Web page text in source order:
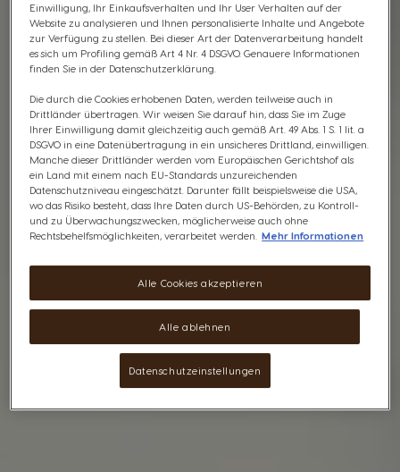
Einwilligung, Ihr Einkaufsverhalten und Ihr User Verhalten auf der
Website zu analysieren und Ihnen personalisierte Inhalte und Angebote
zur Verfügung zu stellen. Bei dieser Art der Datenverarbeitung handelt
es sich um Profiling gemäß Art 4 Nr. 4 DSGVO. Genauere Informationen
finden Sie in der Datenschutzerklärung.
Die durch die Cookies erhobenen Daten, werden teilweise auch in
Drittländer übertragen. Wir weisen Sie darauf hin, dass Sie im Zuge
Ihrer Einwilligung damit gleichzeitig auch gemäß Art. 49 Abs. 1 S. 1 lit. a
DSGVO in eine Datenübertragung in ein unsicheres Drittland, einwilligen.
Manche dieser Drittländer werden vom Europäischen Gerichtshof als
ein Land mit einem nach EU-Standards unzureichenden
Datenschutzniveau eingeschätzt. Darunter fällt beispielsweise die USA,
wo das Risiko besteht, dass Ihre Daten durch US-Behörden, zu Kontroll-
und zu Überwachungszwecken, möglicherweise auch ohne
Rechtsbehelfsmöglichkeiten, verarbeitet werden.
Mehr Informationen
Alle ablehnen
Alle Cookies akzeptieren
Datenschutzeinstellungen